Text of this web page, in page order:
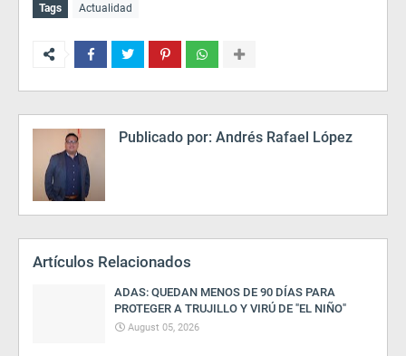
Tags Actualidad
Publicado por: Andrés Rafael López
Artículos Relacionados
ADAS: QUEDAN MENOS DE 90 DÍAS PARA
PROTEGER A TRUJILLO Y VIRÚ DE "EL NIÑO"
August 05, 2026